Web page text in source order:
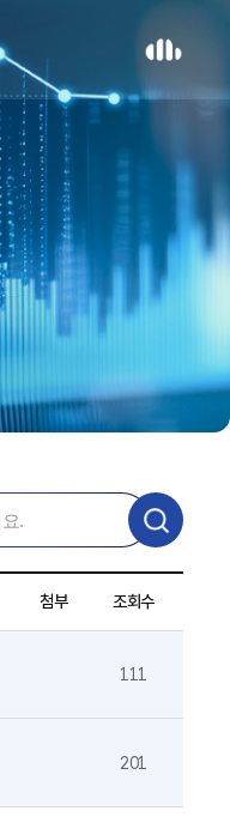
첨부 조회수
111
201